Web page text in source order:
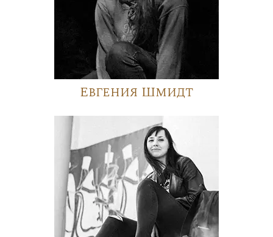
Евгения Шмидт